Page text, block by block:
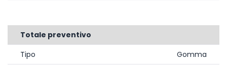
Totale preventivo
Tipo
Gomma